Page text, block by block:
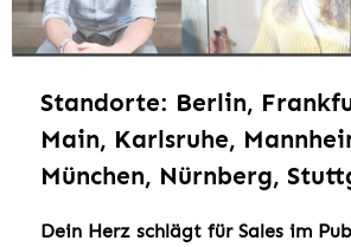
Standorte: Berlin,
Main, Karlsruhe,
München, Nürnberg,
Dein Herz schlägt für Sales im